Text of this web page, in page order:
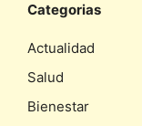
Categorias
Actualidad
Salud
Bienestar